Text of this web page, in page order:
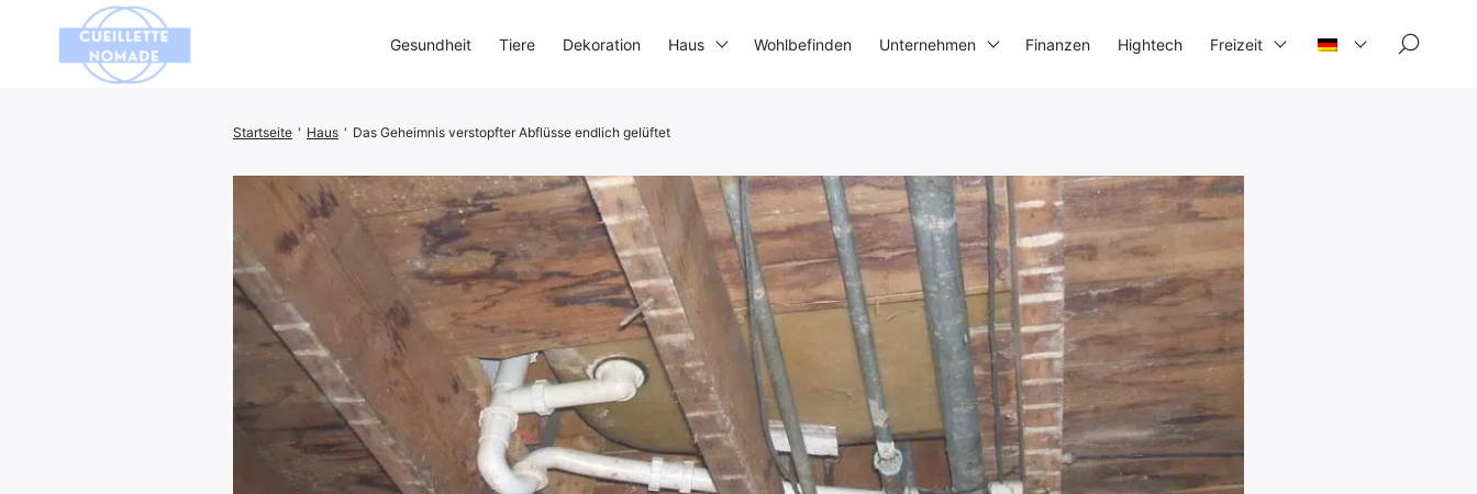
Startseite ' Haus ' Das Geheimnis verstopfter Abflüsse endlich gelüftet
Gesundheit Tiere Dekoration Haus Wohlbefinden Unternehmen Finanzen Hightech Freizeit
Suchen
nach: